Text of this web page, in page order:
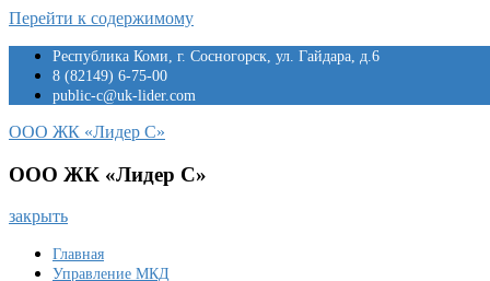
Перейти к содержимому
Республика Коми, г. Сосногорск, ул. Гайдара, д.6
8 (82149) 6-75-00
public-c@uk-lider.com
ООО ЖК «Лидер С»
ООО ЖК «Лидер С»
закрыть
Главная
Управление МКД